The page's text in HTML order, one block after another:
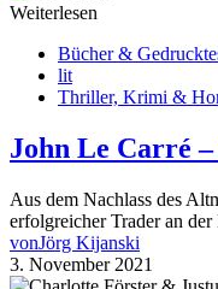
Weiterlesen
Bücher &
lit
Thriller, Krimi &
John Le Carré
Aus dem Nachlass des
erfolgreicher Trader an
vonJörg Kijanski
3. November 2021